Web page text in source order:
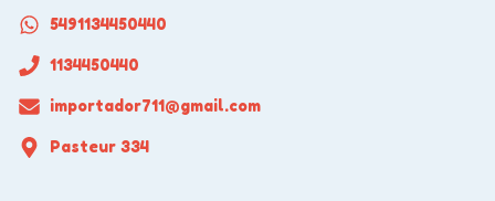
5491134450440
1134450440
importador711@gmail.com
Pasteur 334